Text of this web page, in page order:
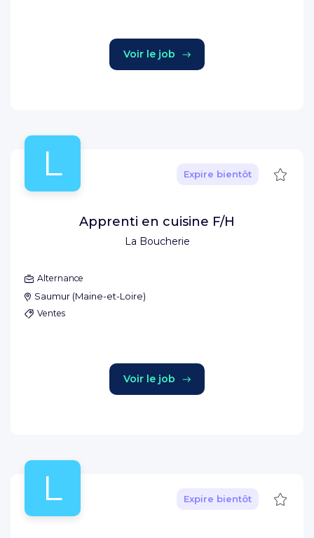
Voir le job
L
La Boucherie
Expire bientôt
Apprenti en cuisine F/H
Alternance
Saumur (Maine-et-Loire)
Ventes
Voir le job
L Expire bientôt